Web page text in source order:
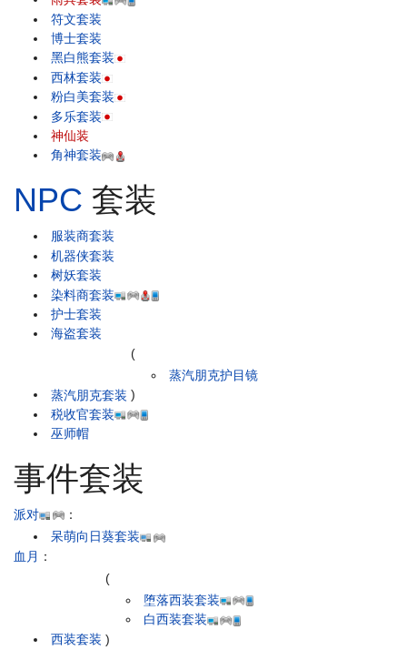
符文套装
博士套装
黑白熊套装
西林套装
粉白美套装
多乐套装
神仙装
角神套装
NPC 套装
服装商套装
机器侠套装
树妖套装
染料商套装
护士套装
海盗套装
蒸汽朋克套装
(
蒸汽朋克护目镜
)
税收官套装
巫师帽
事件套装
派对
：
呆萌向日葵套装
血月 ：
西装套装
(
堕落西装套装
白西装套装
)